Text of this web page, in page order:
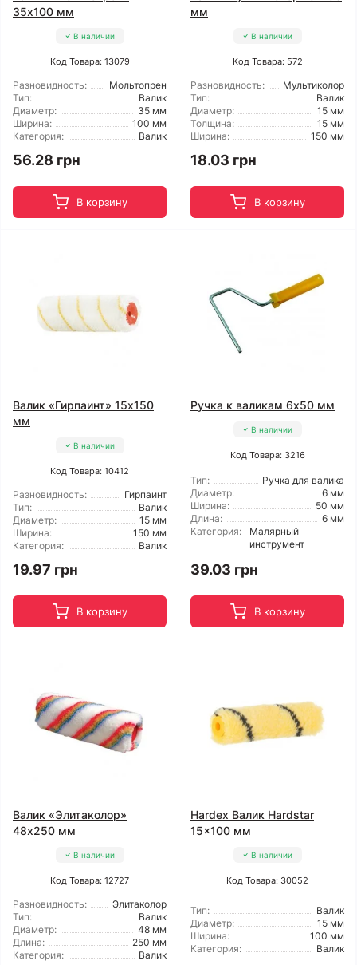
35x100 мм
В наличии
Код Товара: 13079
Разновидность:
Мольтопрен
Тип:
Валик
Диаметр:
35 мм
Ширина:
100 мм
Категория:
Валик
56.28 грн
В корзину
мм
В наличии
Код Товара: 572
Разновидность:
Мультиколор
Тип:
Валик
Диаметр:
15 мм
Толщина:
15 мм
Ширина:
150 мм
18.03 грн
В корзину
Валик «Гирпаинт» 15x150
мм
В наличии
Код Товара: 10412
Разновидность:
Гирпаинт
Тип:
Валик
Диаметр:
15 мм
Ширина:
150 мм
Категория:
Валик
19.97 грн
В корзину
Ручка к валикам 6x50 мм
В наличии
Код Товара: 3216
Тип:
Ручка для валика
Диаметр:
6 мм
Ширина:
50 мм
Длина:
6 мм
Категория:
Малярный
инструмент
39.03 грн
В корзину
Валик «Элитаколор»
48x250 мм
В наличии
Код Товара: 12727
Разновидность:
Элитаколор
Тип:
Валик
Диаметр:
48 мм
Длина:
250 мм
Категория:
Валик
Hardex Валик Hardstar
15x100 мм
В наличии
Код Товара: 30052
Тип:
Валик
Диаметр:
15 мм
Ширина:
100 мм
Категория:
Валик